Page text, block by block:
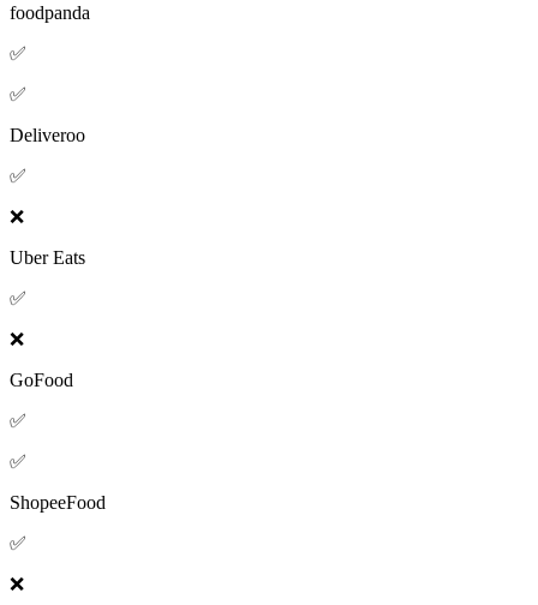
foodpanda
✅
✅
Deliveroo
✅
❌
Uber Eats
✅
❌
GoFood
✅
✅
ShopeeFood
✅
❌